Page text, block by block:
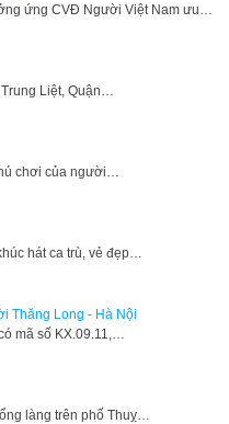
ứng CVĐ Người Việt Nam ưu…
Liệt, Quận…
chơi của người…
hát ca trù, vẻ đẹp…
Thăng Long - Hà Nội
mã số KX.09.11,…
làng trên phố Thuỵ…